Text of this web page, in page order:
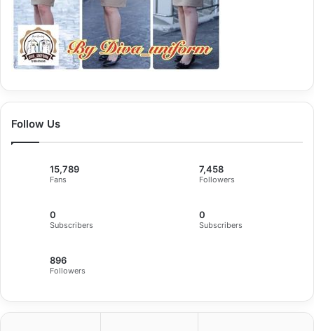
Follow Us
15,789
Fans
7,458
Followers
0
Subscribers
0
Subscribers
896
Followers